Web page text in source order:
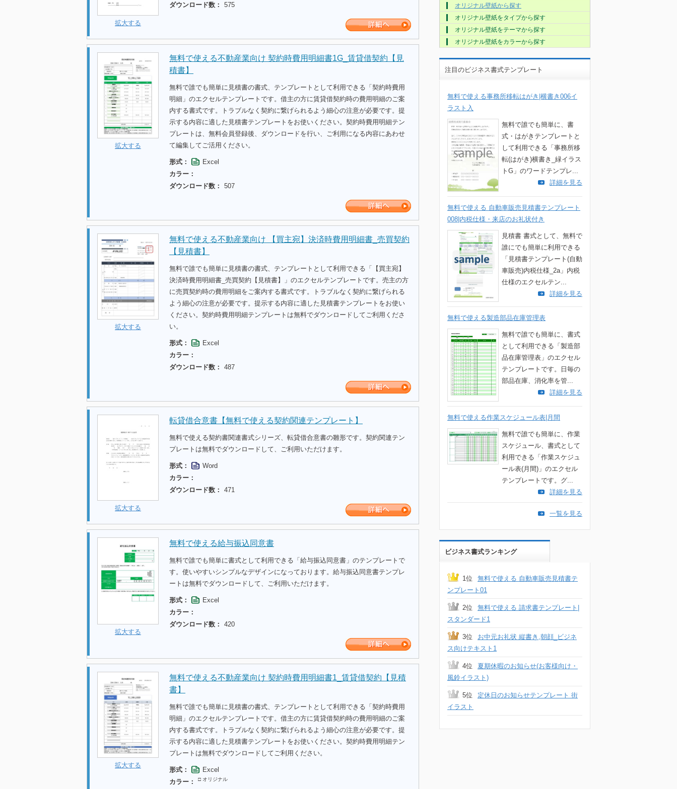
拡大する
ダウンロード数：
575
拡大する
無料で使える不動産業向け 契約時費用明細書1G_賃貸借契約【見
積書】
無料で誰でも簡単に見積書の書式、テンプレートとして利用できる「契約時費用
明細」のエクセルテンプレートです。借主の方に賃貸借契約時の費用明細のご案
内する書式です。トラブルなく契約に繋げられるよう細心の注意が必要です。提
示する内容に適した見積書テンプレートをお使いください。契約時費用明細テン
プレートは、無料会員登録後、ダウンロードを行い、ご利用になる内容にあわせ
て編集してご活用ください。
形式：
Excel
カラー：
ダウンロード数：
507
拡大する
無料で使える不動産業向け 【買主宛】決済時費用明細書_売買契約
【見積書】
無料で誰でも簡単に見積書の書式、テンプレートとして利用できる「【買主宛】
決済時費用明細書_売買契約【見積書】」のエクセルテンプレートです。売主の方
に売買契約時の費用明細をご案内する書式です。トラブルなく契約に繋げられる
よう細心の注意が必要です。提示する内容に適した見積書テンプレートをお使い
ください。契約時費用明細テンプレートは無料でダウンロードしてご利用くださ
い。
形式：
Excel
カラー：
ダウンロード数：
487
拡大する
転貸借合意書【無料で使える契約関連テンプレート】
無料で使える契約書関連書式シリーズ、転貸借合意書の雛形です。契約関連テン
プレートは無料でダウンロードして、ご利用いただけます。
形式：
Word
カラー：
ダウンロード数：
471
拡大する
無料で使える給与振込同意書
無料で誰でも簡単に書式として利用できる「給与振込同意書」のテンプレートで
す。使いやすいシンプルなデザインになっております。給与振込同意書テンプレ
ートは無料でダウンロードして、ご利用いただけます。
形式：
Excel
カラー：
ダウンロード数：
420
拡大する
無料で使える不動産業向け 契約時費用明細書1_賃貸借契約【見積
書】
無料で誰でも簡単に見積書の書式、テンプレートとして利用できる「契約時費用
明細」のエクセルテンプレートです。借主の方に賃貸借契約時の費用明細のご案
内する書式です。トラブルなく契約に繋げられるよう細心の注意が必要です。提
示する内容に適した見積書テンプレートをお使いください。契約時費用明細テン
プレートは無料でダウンロードしてご利用ください。
形式：
Excel
カラー：
□ オリジナル
オリジナル壁紙から探す
オリジナル壁紙をタイプから探す
オリジナル壁紙をテーマから探す
オリジナル壁紙をカラーから探す
注目のビジネス書式テンプレート
無料で使える事務所移転はがき|横書き006イ
ラスト入
無料で誰でも簡単に、書
式・はがきテンプレートと
して利用できる「事務所移
転(はがき)横書き_緑イラス
トG」のワードテンプレ...
詳細を見る
無料で使える 自動車販売見積書テンプレート
008|内税仕様・来店のお礼状付き
見積書 書式として、無料で
誰にでも簡単に利用できる
「見積書テンプレート(自動
車販売)内税仕様_2a」内税
仕様のエクセルテン...
詳細を見る
無料で使える製造部品在庫管理表
無料で誰でも簡単に、書式
として利用できる「製造部
品在庫管理表」のエクセル
テンプレートです。日毎の
部品在庫、消化率を管...
詳細を見る
無料で使える作業スケジュール表|月間
無料で誰でも簡単に、作業
スケジュール、書式として
利用できる「作業スケジュ
ール表(月間)」のエクセル
テンプレートです。グ...
詳細を見る
一覧を見る
ビジネス書式ランキング
1位
無料で使える 自動車販売見積書テ
ンプレート01
2位
無料で使える 請求書テンプレート|
スタンダード1
3位
お中元お礼状 縦書き,朝顔_ビジネ
ス向けテキスト1
4位
夏期休暇のお知らせ(お客様向け・
風鈴イラスト)
5位
定休日のお知らせテンプレート 街
イラスト